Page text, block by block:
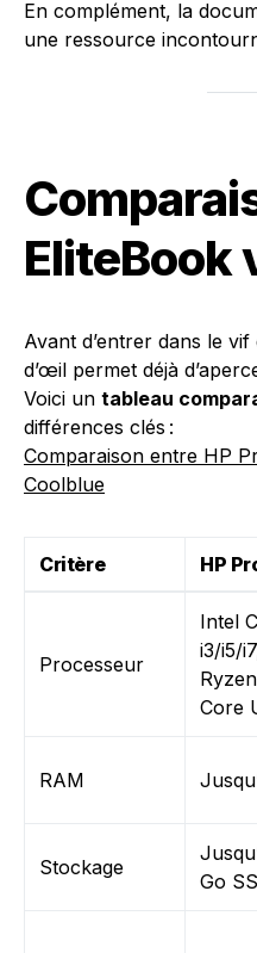
En complément, la
une ressource
EliteBook
Avant d’entrer dans le
d’œil permet déjà
Voici un tableau
différences clés :
Comparaison entre HP
Coolblue
Critère HP
Processeur
Intel
i3/i5/
Core
RAM
Stockage
Go